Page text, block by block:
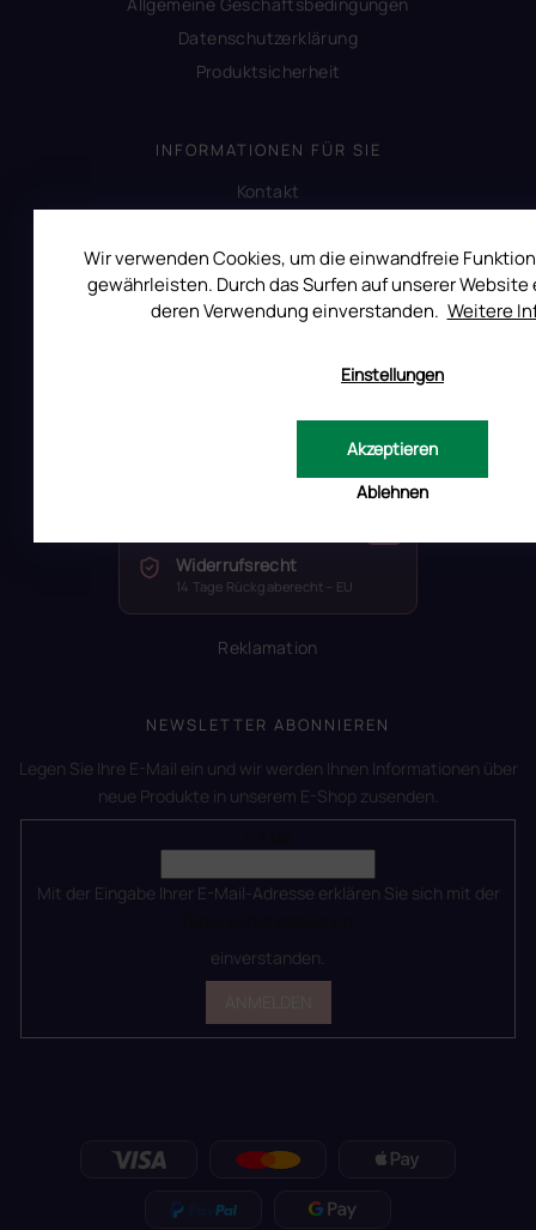
Wir verwenden Cookies, um die einwandfreie
gewährleisten. Durch das Surfen auf unserer Website
deren Verwendung einverstanden. Weitere
Einstellungen
Ablehnen
Akzeptieren
Datenschutzerklärung
Produktsicherheit
INFORMATIONEN FÜR SIE
Kontakt
Alles zum Verbot von TPO
Glossar der Begriffe
RUSCONA und Nachhaltigkeit
Geschäftsbewertung
Widerrufsrecht
14 Tage Rückgaberecht – EU
Reklamation
NEWSLETTER ABONNIEREN
Legen Sie Ihre E-Mail ein und wir werden Ihnen Informationen über
neue Produkte in unserem E-Shop zusenden.
Mit der Eingabe Ihrer E-Mail-Adresse erklären Sie sich mit der
einverstanden.